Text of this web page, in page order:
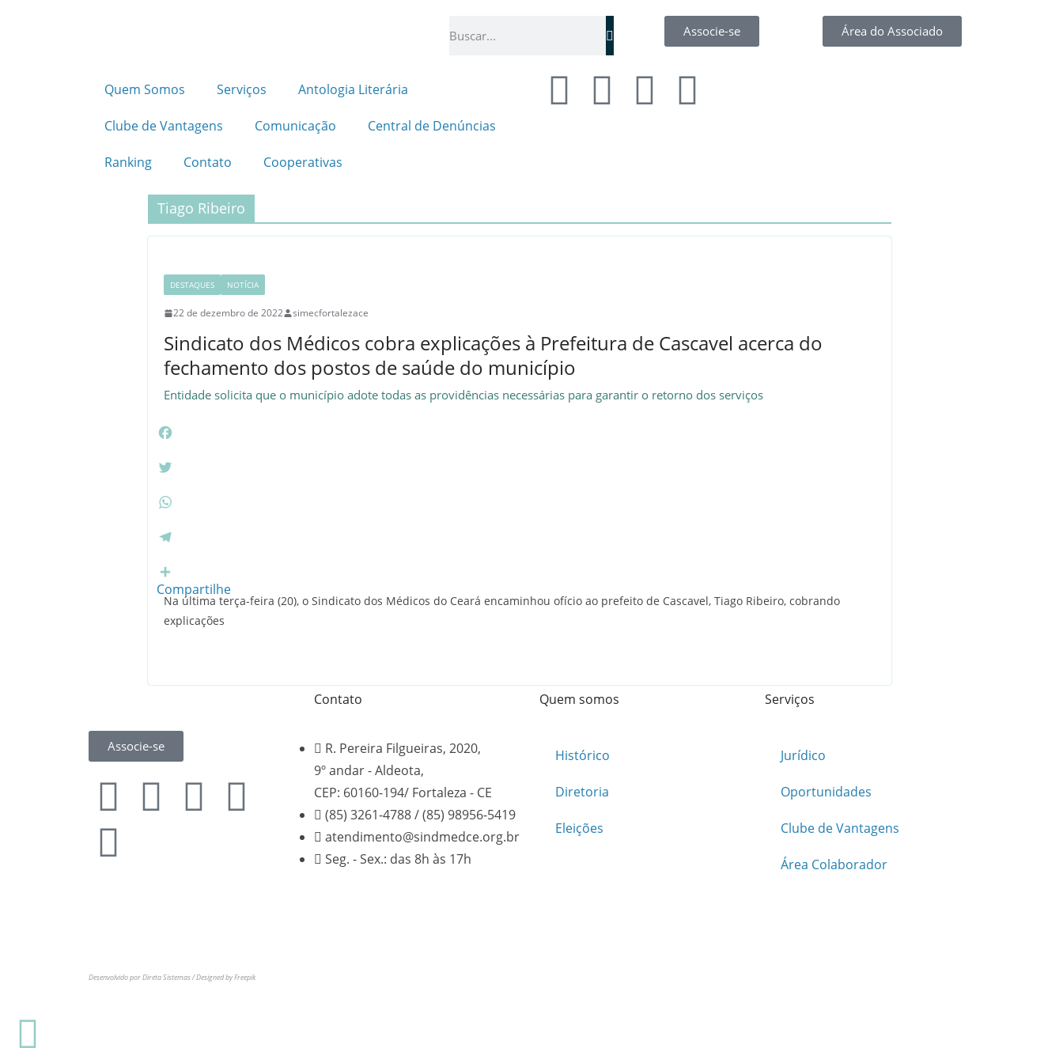
Associe-se Área do Associado
Quem Somos Serviços Antologia Literária
Clube de Vantagens Comunicação Central de Denúncias
Ranking Contato Cooperativas
Tiago Ribeiro
DESTAQUES NOTÍCIA
22 de dezembro de 2022 simecfortalezace
Sindicato dos Médicos cobra explicações à Prefeitura de Cascavel acerca do
fechamento dos postos de saúde do município
Entidade solicita que o município adote todas as providências necessárias para garantir o retorno dos serviços
a
e
o
k
w
t
e
r
h
t
s
p
e
lCompartilhe
Na última terça-feira (20), o Sindicato dos Médicos do Ceará encaminhou ofício ao prefeito de Cascavel, Tiago Ribeiro, cobrando
explicações
Associe-se
Desenvolvido por Direta Sistemas /Designed by Freepik
Contato
R. Pereira Filgueiras, 2020,
9º andar - Aldeota,
CEP: 60160-194/ Fortaleza - CE
(85) 3261-4788 / (85) 98956-5419
atendimento@sindmedce.org.br
Seg. - Sex.: das 8h às 17h
Quem somos
Histórico
Diretoria
Eleições
Serviços
Jurídico
Oportunidades
Clube de Vantagens
Área Colaborador